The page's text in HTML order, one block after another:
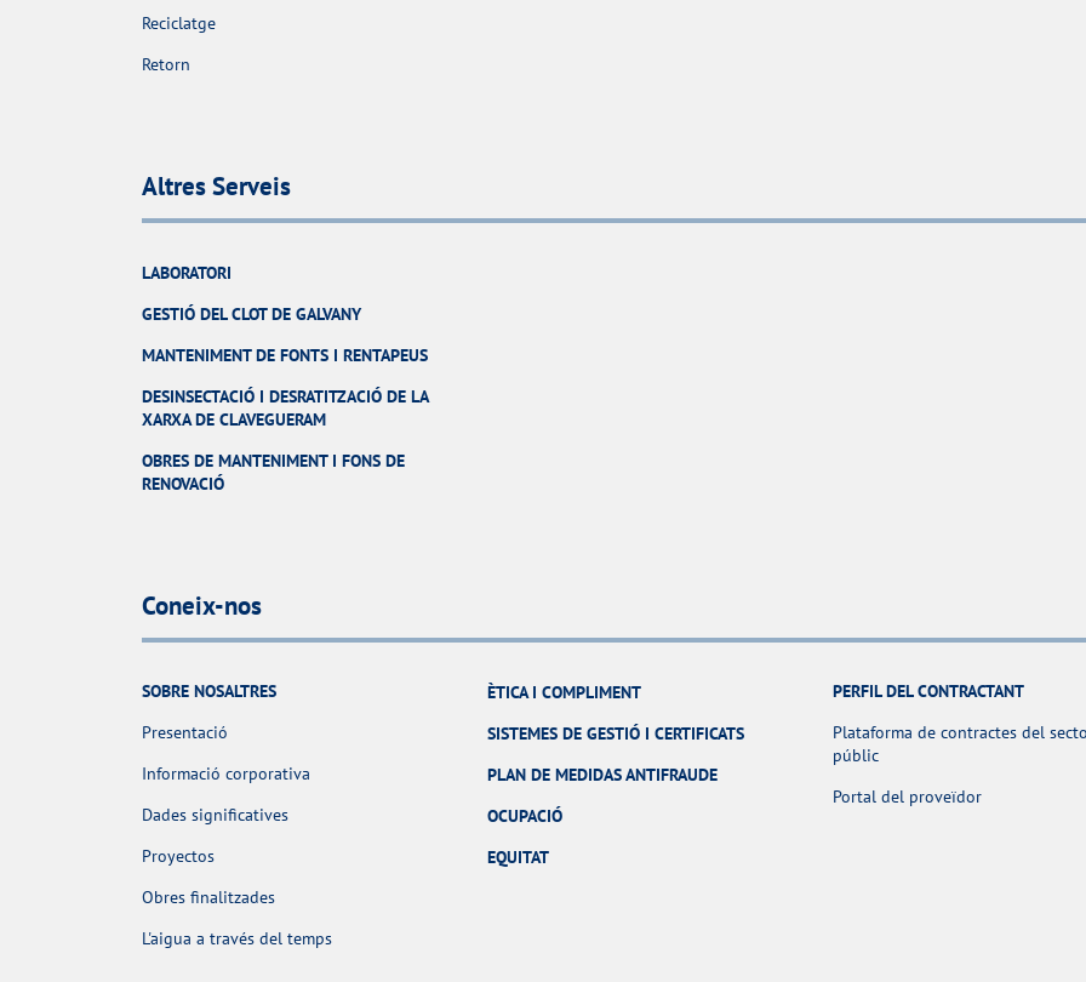
Reciclatge
Retorn
Altres Serveis
LABORATORI
GESTIÓ DEL CLOT DE GALVANY
MANTENIMENT DE FONTS I RENTAPEUS
DESINSECTACIÓ I DESRATITZACIÓ DE LA
XARXA DE CLAVEGUERAM
OBRES DE MANTENIMENT I FONS DE
RENOVACIÓ
Coneix-nos
SOBRE NOSALTRES
Presentació
Informació corporativa
Dades significatives
Proyectos
Obres finalitzades
L'aigua a través del temps
ÈTICA I COMPLIMENT
SISTEMES DE GESTIÓ I CERTIFICATS
PLAN DE MEDIDAS ANTIFRAUDE
OCUPACIÓ
EQUITAT
PERFIL DEL CONTRACTANT
Plataforma de contractes del
públic
Portal del proveïdor